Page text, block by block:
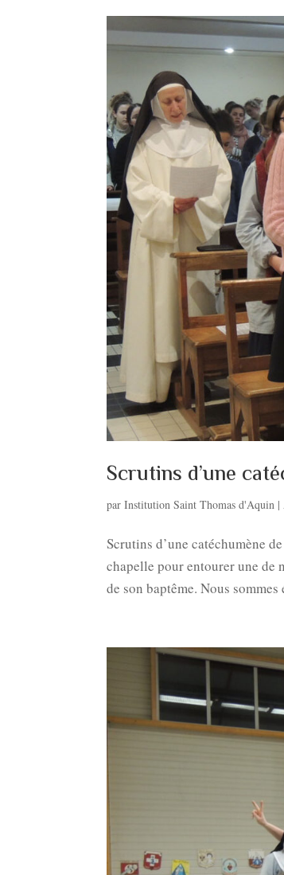
Scrutins d’une
parInstitution Saint Thomas d'Aquin |
Scrutins d’une catéchumène
chapelle pour entourer une de
de son baptême. Nous sommes